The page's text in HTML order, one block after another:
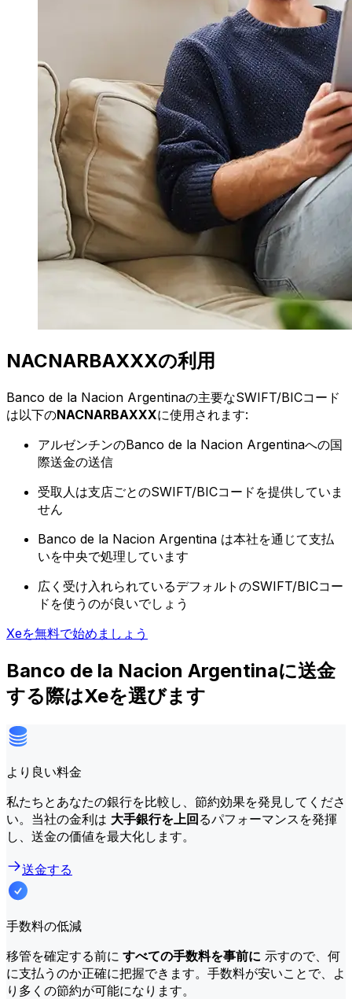
NACNARBAXXXの利用
Banco de la Nacion Argentinaの主要なSWIFT/BICコード
は以下のNACNARBAXXXに使用されます:
アルゼンチンのBanco de la Nacion Argentinaへの国
際送金の送信
受取人は支店ごとのSWIFT/BICコードを提供していま
せん
Banco de la Nacion Argentina は本社を通じて支払
いを中央で処理しています
広く受け入れられているデフォルトのSWIFT/BICコー
ドを使うのが良いでしょう
Xeを無料で始めましょう
Banco de la Nacion Argentinaに送金
する際はXeを選びます
より良い料金
私たちとあなたの銀行を比較し、節約効果を発見してくださ
い。当社の金利は 大手銀行を上回るパフォーマンスを発揮
し、送金の価値を最大化します。
送金する
手数料の低減
移管を確定する前に すべての手数料を事前に 示すので、何
に支払うのか正確に把握できます。手数料が安いことで、よ
り多くの節約が可能になります。